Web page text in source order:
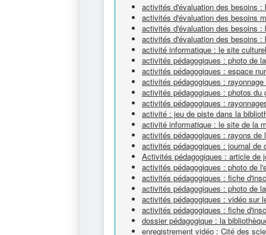
activités d'évaluation des besoins :
activités d'évaluation des besoins
activités d'évaluation des besoins :
activités d'évaluation des besoins :
activité informatique : le site
activités pédagogiques : photo de
activités pédagogiques : espace
activités pédagogiques :
activités pédagogiques : photos du
activités pédagogiques :
activité : jeu de piste dans la
activité informatique : le site de la
activités pédagogiques : rayons de
activités pédagogiques : journal de
Activités pédagogiques : article de
activités pédagogiques : photo de
activités pédagogiques : fiche
activités pédagogiques : photo de
activités pédagogiques : vidéo sur
activités pédagogiques : fiche
dossier pédagogique : la
enregistrement vidéo : Cité des